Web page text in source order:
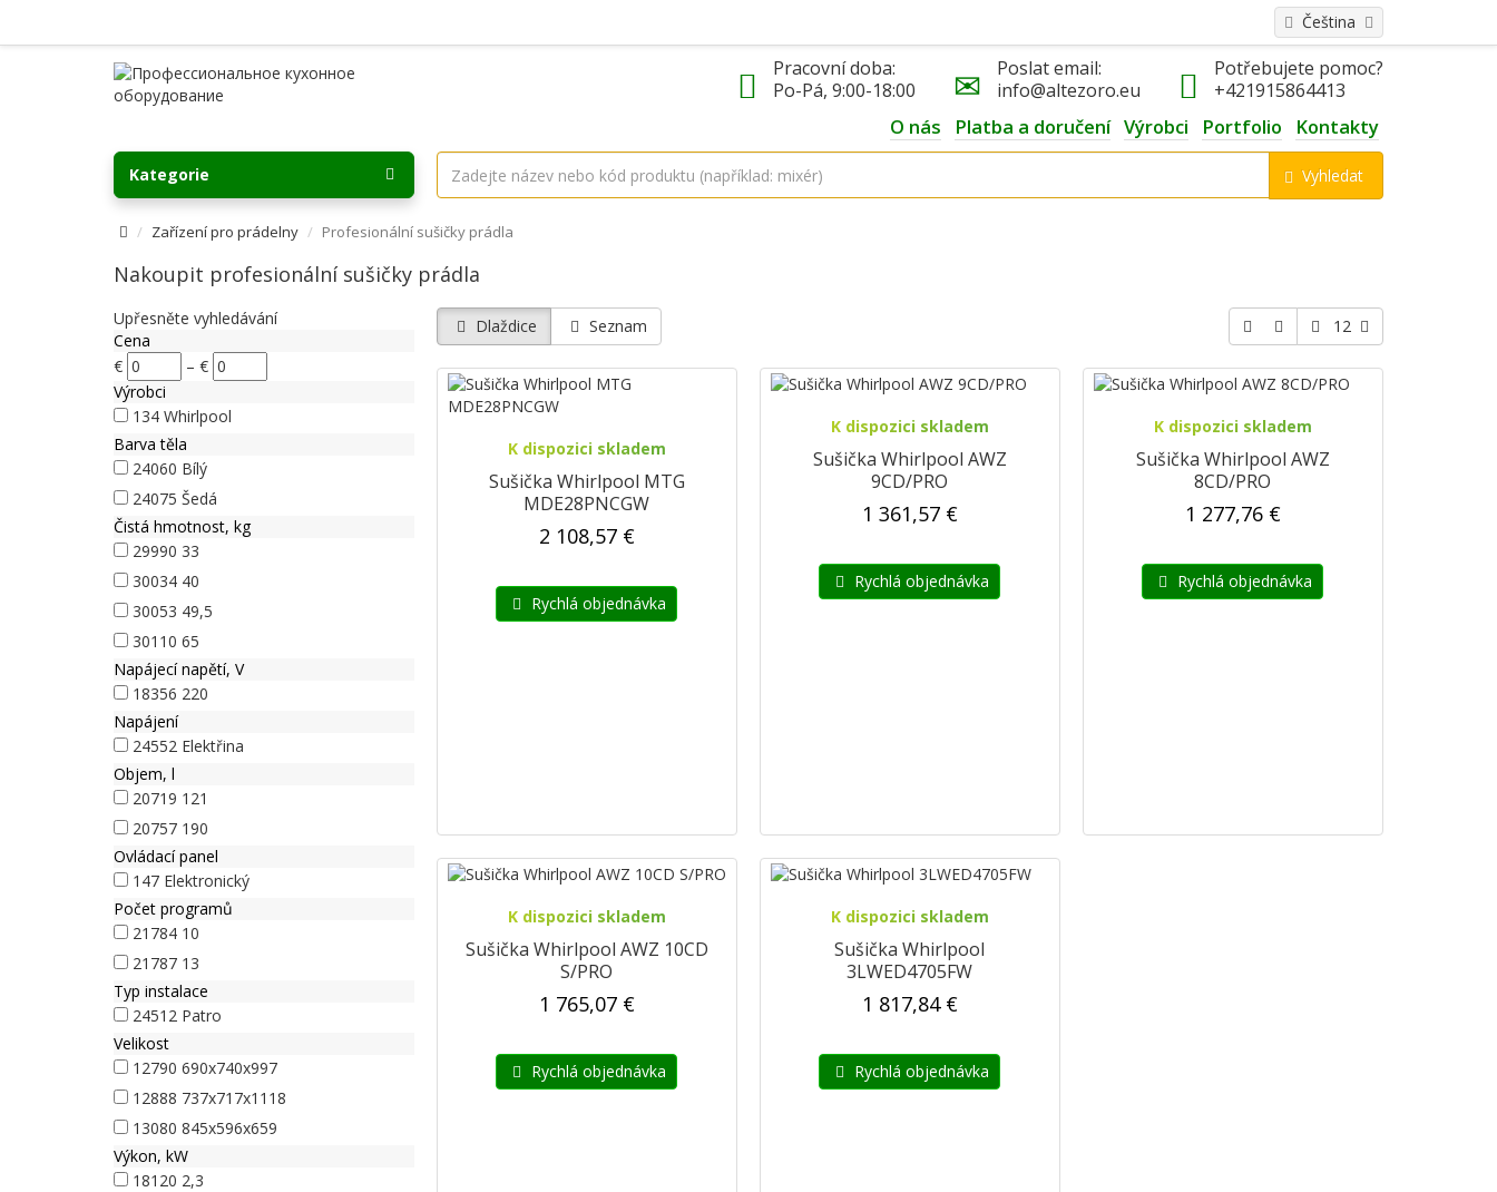
Čeština
Pracovní doba:
Po-Pá, 9:00-18:00
Poslat email:
info@altezoro.eu
Potřebujete pomoc?
+421915864413
O nás Platba a doručení Výrobci Portfolio Kontakty
Vyhledat
Kategorie
Zařízení pro prádelny Profesionální sušičky prádla
Nakoupit profesionální sušičky prádla
Upřesněte vyhledávání
Cena
€
– €
Výrobci
134
Whirlpool
Barva těla
24060
Bílý
24075
Šedá
Čistá hmotnost, kg
29990
33
30034
40
30053
49,5
30110
65
Napájecí napětí, V
18356
220
Napájení
24552
Elektřina
Objem, l
20719
121
20757
190
Ovládací panel
147
Elektronický
Počet programů
21784
10
21787
13
Typ instalace
24512
Patro
Velikost
12790
690x740x997
12888
737x717x1118
13080
845x596x659
Výkon, kW
18120
2,3
Dlaždice Seznam 12
K dispozici skladem
Sušička Whirlpool MTG
MDE28PNCGW
2 108,57 €
Rychlá objednávka
K dispozici skladem
Sušička Whirlpool AWZ
9CD/PRO
1 361,57 €
Rychlá objednávka
K dispozici skladem
Sušička Whirlpool AWZ
8CD/PRO
1 277,76 €
Rychlá objednávka
K dispozici skladem
Sušička Whirlpool AWZ 10CD
S/PRO
1 765,07 €
Rychlá objednávka
K dispozici skladem
Sušička Whirlpool
3LWED4705FW
1 817,84 €
Rychlá objednávka